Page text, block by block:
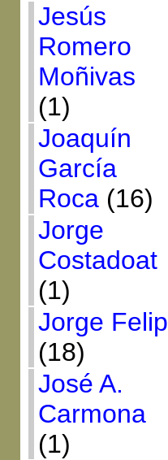
Jesús
Romero
Moñivas
(1)
Joaquín
García
Roca(16)
Jorge
Costadoat
(1)
Jorge Felip
(18)
José A.
Carmona
(1)